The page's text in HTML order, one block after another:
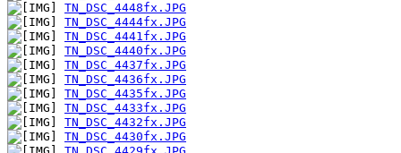
TN_DSC_4448fx.JPG
TN_DSC_4444fx.JPG
TN_DSC_4441fx.JPG
TN_DSC_4440fx.JPG
TN_DSC_4437fx.JPG
TN_DSC_4436fx.JPG
TN_DSC_4435fx.JPG
TN_DSC_4433fx.JPG
TN_DSC_4432fx.JPG
TN_DSC_4430fx.JPG